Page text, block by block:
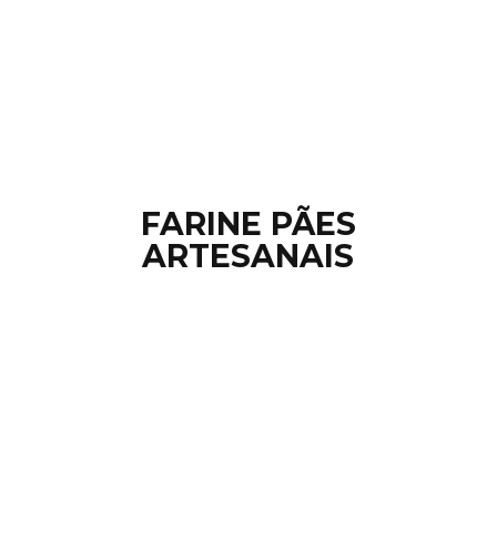
FARINE PÃES
ARTESANAIS